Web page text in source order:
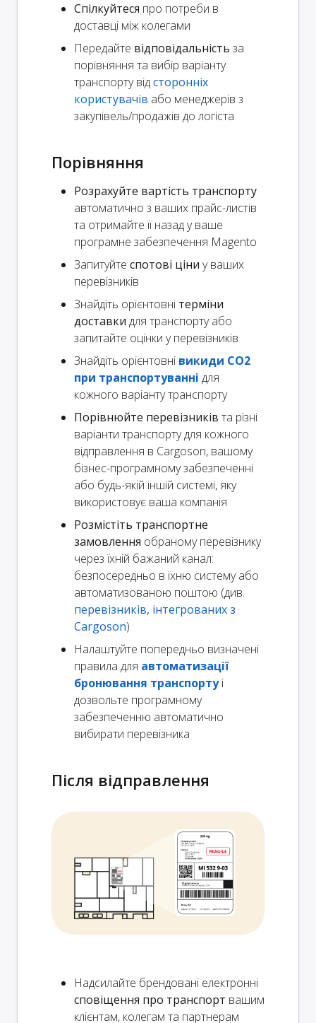
Спілкуйтеся про потреби в
доставці між колегами
Передайте відповідальність за
порівняння та вибір варіанту
транспорту відсторонніх
користувачів або менеджерів з
закупівель/продажів до логіста
Порівняння
Розрахуйте вартість транспорту
автоматично з ваших прайс-листів
та отримайте її назад у ваше
програмне забезпечення Magento
Запитуйте спотові ціни у ваших
перевізників
Знайдіть орієнтовні терміни
доставки для транспорту або
запитайте оцінки у перевізників
Знайдіть орієнтовні викиди CO2
при транспортуванні для
кожного варіанту транспорту
Порівнюйте перевізників та різні
варіанти транспорту для кожного
відправлення в Cargoson, вашому
бізнес-програмному забезпеченні
або будь-якій іншій системі, яку
використовує ваша компанія
Розмістіть транспортне
замовлення обраному перевізнику
через їхній бажаний канал:
безпосередньо в їхню систему або
автоматизованою поштою (див.
перевізників, інтегрованих з
Cargoson)
Налаштуйте попередньо визначені
правила для автоматизації
бронювання транспортуі
дозвольте програмному
забезпеченню автоматично
вибирати перевізника
Після відправлення
Надсилайте брендовані електронні
сповіщення про транспорт вашим
клієнтам, колегам та партнерам